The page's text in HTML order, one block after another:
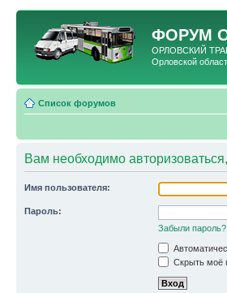
ФОРУМ
ОРЛОВСКИЙ
Орловской
Список форумов
Вам необходимо
Имя пользователя:
Пароль:
Забыли пароль?
Скрыть моё